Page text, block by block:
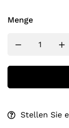
Menge
Stellen Sie